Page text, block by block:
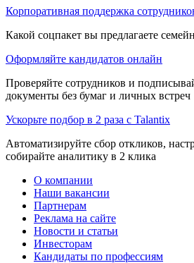
Корпоративная поддержка
Какой соцпакет вы предлагаете
Оформляйте кандидатов онлайн
Проверяйте сотрудников и
документы без бумаг и личных встреч
Ускорьте подбор в 2 раза с Talantix
Автоматизируйте сбор откликов,
собирайте аналитику в 2 клика
О компании
Наши вакансии
Партнерам
Реклама на сайте
Новости и статьи
Инвесторам
Кандидаты по профессиям